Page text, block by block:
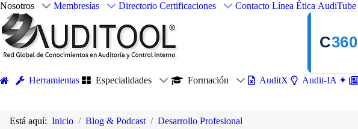
Nosotros Membresías Directorio Certificaciones Contacto Línea Ética AudiTube
C360
Herramientas Especialidades Formación AuditX Audit-IA ✦
Está aquí: Inicio Blog & Podcast Desarrollo Profesional